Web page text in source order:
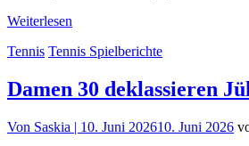
Weiterlesen
Tennis Tennis Spielberichte
Damen 30 deklassieren
Von Saskia | 10. Juni 202610. Juni 2026